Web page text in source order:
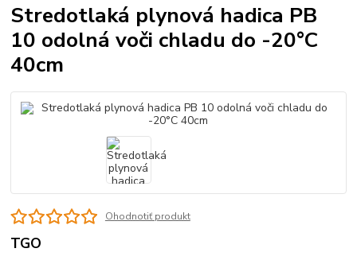
Stredotlaká plynová hadica PB
10 odolná voči chladu do -20°C
40cm
Ohodnotiť produkt
TGO